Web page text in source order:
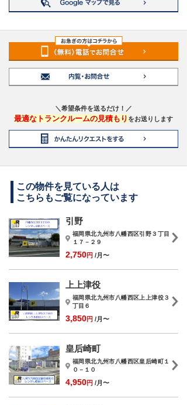
＼希望条件を送るだけ！／
最適なトランクルームの見積もり をお送りします
この物件を見ている人は
こちらもご覧になっています
引野
福岡県北九州市八幡西区引野３丁目
１７－２９
2,750円 /月〜
上上津役
福岡県北九州市八幡西区上上津役３
丁目６
3,850円 /月〜
皇后崎町
福岡県北九州市八幡西区皇后崎町１
０－１０
4,950円 /月〜